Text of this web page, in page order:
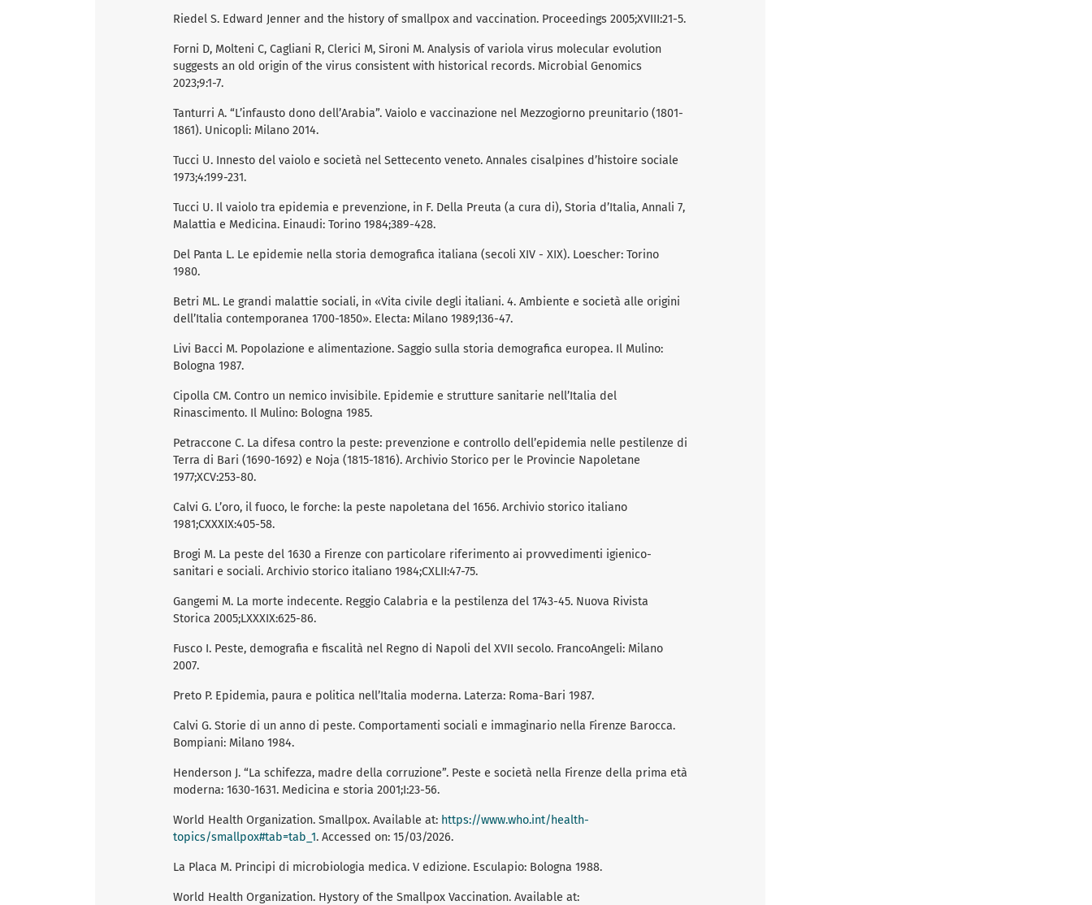
Riedel S. Edward Jenner and the history of smallpox and vaccination. Proceedings 2005;XVIII:21-5.
Forni D, Molteni C, Cagliani R, Clerici M, Sironi M. Analysis of variola virus molecular evolution
suggests an old origin of the virus consistent with historical records. Microbial Genomics
2023;9:1-7.
Tanturri A. “L’infausto dono dell’Arabia”. Vaiolo e vaccinazione nel Mezzogiorno preunitario (1801-
1861). Unicopli: Milano 2014.
Tucci U. Innesto del vaiolo e società nel Settecento veneto. Annales cisalpines d’histoire sociale
1973;4:199-231.
Tucci U. Il vaiolo tra epidemia e prevenzione, in F. Della Preuta (a cura di), Storia d’Italia, Annali 7,
Malattia e Medicina. Einaudi: Torino 1984;389-428.
Del Panta L. Le epidemie nella storia demografica italiana (secoli XIV - XIX). Loescher: Torino
1980.
Betri ML. Le grandi malattie sociali, in «Vita civile degli italiani. 4. Ambiente e società alle origini
dell’Italia contemporanea 1700-1850». Electa: Milano 1989;136-47.
Livi Bacci M. Popolazione e alimentazione. Saggio sulla storia demografica europea. Il Mulino:
Bologna 1987.
Cipolla CM. Contro un nemico invisibile. Epidemie e strutture sanitarie nell’Italia del
Rinascimento. Il Mulino: Bologna 1985.
Petraccone C. La difesa contro la peste: prevenzione e controllo dell’epidemia nelle pestilenze di
Terra di Bari (1690-1692) e Noja (1815-1816). Archivio Storico per le Provincie Napoletane
1977;XCV:253-80.
Calvi G. L’oro, il fuoco, le forche: la peste napoletana del 1656. Archivio storico italiano
1981;CXXXIX:405-58.
Brogi M. La peste del 1630 a Firenze con particolare riferimento ai provvedimenti igienico-
sanitari e sociali. Archivio storico italiano 1984;CXLII:47-75.
Gangemi M. La morte indecente. Reggio Calabria e la pestilenza del 1743-45. Nuova Rivista
Storica 2005;LXXXIX:625-86.
Fusco I. Peste, demografia e fiscalità nel Regno di Napoli del XVII secolo. FrancoAngeli: Milano
2007.
Preto P. Epidemia, paura e politica nell’Italia moderna. Laterza: Roma-Bari 1987.
Calvi G. Storie di un anno di peste. Comportamenti sociali e immaginario nella Firenze Barocca.
Bompiani: Milano 1984.
Henderson J. “La schifezza, madre della corruzione”. Peste e società nella Firenze della prima età
moderna: 1630-1631. Medicina e storia 2001;I:23-56.
World Health Organization. Smallpox. Available at: https://www.who.int/health-
topics/smallpox#tab=tab_1. Accessed on: 15/03/2026.
La Placa M. Principi di microbiologia medica. V edizione. Esculapio: Bologna 1988.
World Health Organization. Hystory of the Smallpox Vaccination. Available at: